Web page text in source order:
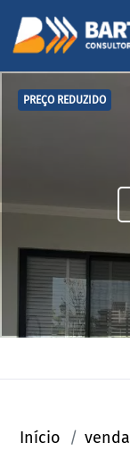
PREÇO REDUZIDO
Início venda